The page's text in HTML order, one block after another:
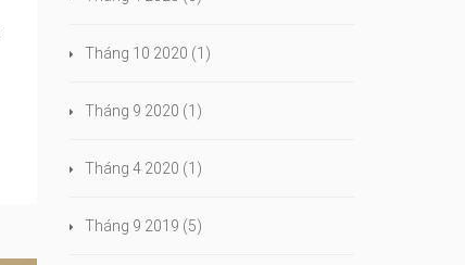
Tháng 10 2020 (1)
Tháng 9 2020 (1)
Tháng 4 2020 (1)
Tháng 9 2019 (5)